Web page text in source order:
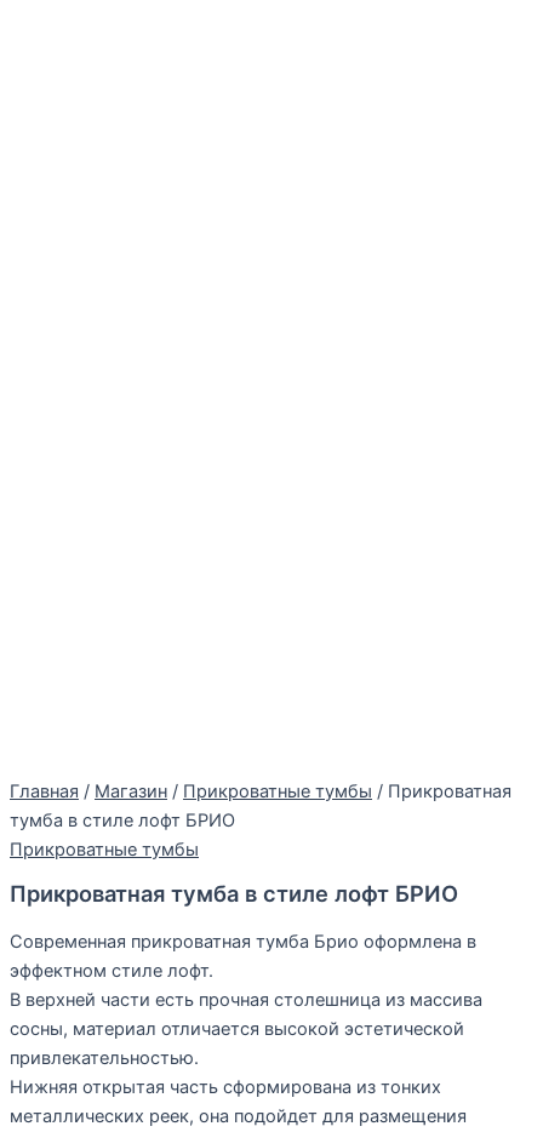
Главная / Магазин / Прикроватные тумбы / Прикроватная
тумба в стиле лофт БРИО
Прикроватные тумбы
Прикроватная тумба в стиле лофт БРИО
Современная прикроватная тумба Брио оформлена в
эффектном стиле лофт.
В верхней части есть прочная столешница из массива
сосны, материал отличается высокой эстетической
привлекательностью.
Нижняя открытая часть сформирована из тонких
металлических реек, она подойдет для размещения